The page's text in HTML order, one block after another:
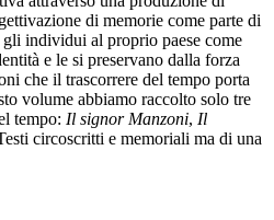
di memorie come parte di
individui al proprio paese come
e le si preservano dalla forza
che il trascorrere del tempo porta
volume abbiamo raccolto solo tre
tempo: Il signor Manzoni, Il
circoscritti e memoriali ma di una